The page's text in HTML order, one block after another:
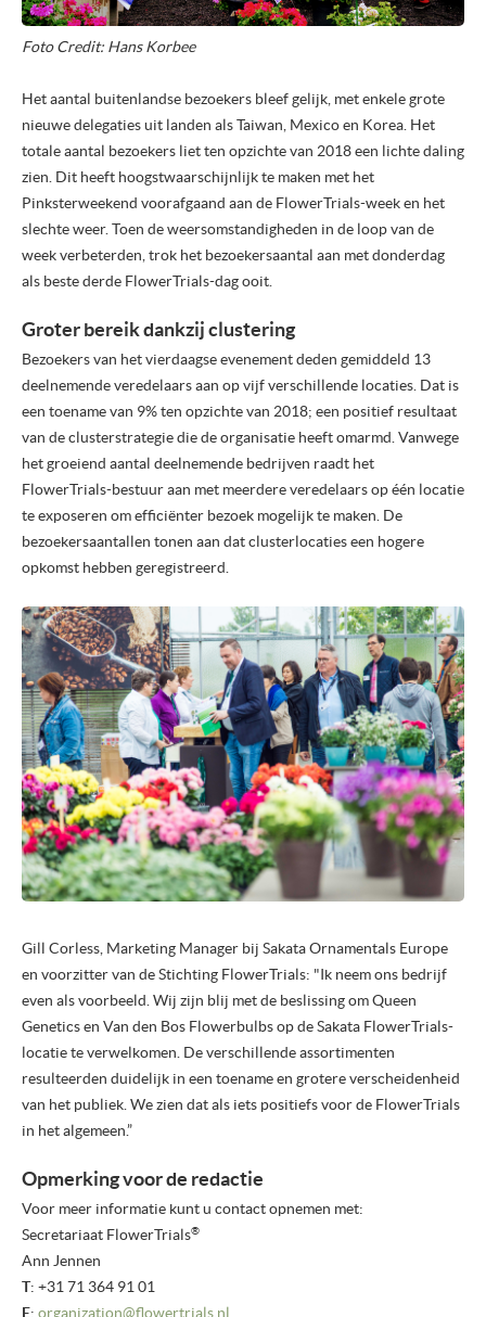
Foto Credit: Hans Korbee
Het aantal buitenlandse bezoekers bleef gelijk, met enkele grote
nieuwe delegaties uit landen als Taiwan, Mexico en Korea. Het
totale aantal bezoekers liet ten opzichte van 2018 een lichte daling
zien. Dit heeft hoogstwaarschijnlijk te maken met het
Pinksterweekend voorafgaand aan de FlowerTrials-week en het
slechte weer. Toen de weersomstandigheden in de loop van de
week verbeterden, trok het bezoekersaantal aan met donderdag
als beste derde FlowerTrials-dag ooit.
Groter bereik dankzij clustering
Bezoekers van het vierdaagse evenement deden gemiddeld 13
deelnemende veredelaars aan op vijf verschillende locaties. Dat is
een toename van 9% ten opzichte van 2018; een positief resultaat
van de clusterstrategie die de organisatie heeft omarmd. Vanwege
het groeiend aantal deelnemende bedrijven raadt het
FlowerTrials-bestuur aan met meerdere veredelaars op één locatie
te exposeren om efficiënter bezoek mogelijk te maken. De
bezoekersaantallen tonen aan dat clusterlocaties een hogere
opkomst hebben geregistreerd.
Gill Corless, Marketing Manager bij Sakata Ornamentals Europe
en voorzitter van de Stichting FlowerTrials: "Ik neem ons bedrijf
even als voorbeeld. Wij zijn blij met de beslissing om Queen
Genetics en Van den Bos Flowerbulbs op de Sakata FlowerTrials-
locatie te verwelkomen. De verschillende assortimenten
resulteerden duidelijk in een toename en grotere verscheidenheid
van het publiek. We zien dat als iets positiefs voor de FlowerTrials
in het algemeen.”
Opmerking voor de redactie
Voor meer informatie kunt u contact opnemen met:
Secretariaat FlowerTrials®
Ann Jennen
T: +31 71 364 91 01
E: organization@flowertrials.nl